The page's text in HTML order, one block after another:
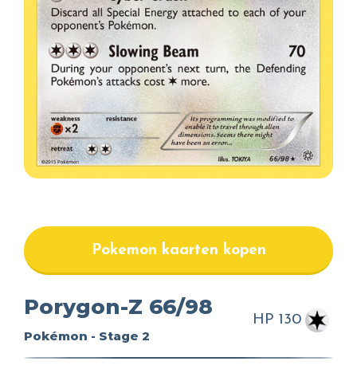
Pokemon kaarten kopen
Porygon-Z 66/98
Pokémon - Stage 2
HP 130